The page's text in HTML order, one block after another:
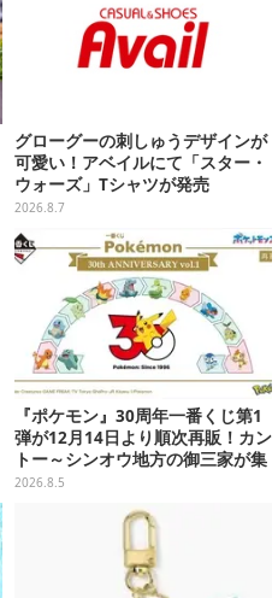
グローグーの刺しゅうデザインが
可愛い！アベイルにて「スター・
ウォーズ」Tシャツが発売
2026.8.7
『ポケモン』30周年一番くじ第1
弾が12月14日より順次再販！カン
トー～シンオウ地方の御三家が集
まった時計、ぬいぐるみなど記念
2026.8.5